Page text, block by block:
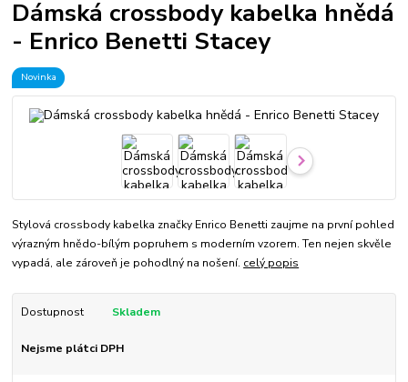
Dámská crossbody kabelka hnědá
- Enrico Benetti Stacey
Novinka
Stylová crossbody kabelka značky Enrico Benetti zaujme na první pohled
výrazným hnědo-bílým popruhem s moderním vzorem. Ten nejen skvěle
vypadá, ale zároveň je pohodlný na nošení. celý popis
Dostupnost Skladem
Nejsme plátci DPH